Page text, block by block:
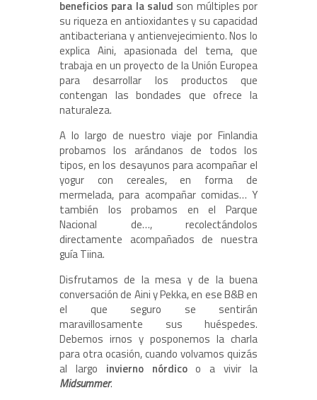
beneficios para la salud son múltiples por
su riqueza en antioxidantes y su capacidad
antibacteriana y antienvejecimiento. Nos lo
explica Aini, apasionada del tema, que
trabaja en un proyecto de la Unión Europea
para desarrollar los productos que
contengan las bondades que ofrece la
naturaleza.
A lo largo de nuestro viaje por Finlandia
probamos los arándanos de todos los
tipos, en los desayunos para acompañar el
yogur con cereales, en forma de
mermelada, para acompañar comidas… Y
también los probamos en el Parque
Nacional de…, recolectándolos
directamente acompañados de nuestra
guía Tiina.
Disfrutamos de la mesa y de la buena
conversación de Aini y Pekka, en ese B&B en
el que seguro se sentirán
maravillosamente sus huéspedes.
Debemos irnos y posponemos la charla
para otra ocasión, cuando volvamos quizás
al largo invierno nórdicoo a vivir la
Midsummer.